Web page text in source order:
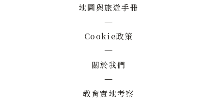
地圖與旅遊手冊
Cookie政策
關於我們
教育實地考察